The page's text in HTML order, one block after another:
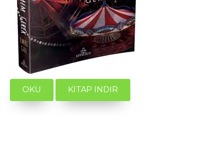
OKU KITAP INDIR